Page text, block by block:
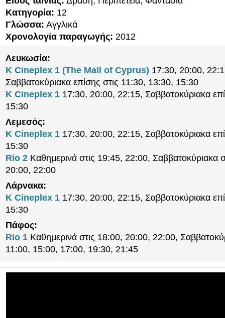
Κατηγορία: 12
Γλώσσα: Αγγλικά
Χρονολογία παραγωγής: 2012
Λευκωσία:
K Cineplex 1 (The Mall of Cyprus) 17:30, 20:00,
Σαββατοκύριακα επίσης στις 11:30, 13:30, 15:30
K Cineplex 1 17:30, 20:00, 22:15, Σαββατοκύριακα
15:30
Λεμεσός:
K Cineplex 1 17:30, 20:00, 22:15, Σαββατοκύριακα
15:30
Rio 2 Καθημερινά στις 19:45, 22:00, Σαββατοκύριακα
20:00, 22:00
Λάρνακα:
K Cineplex 1 17:30, 20:00, 22:15, Σαββατοκύριακα
15:30
Πάφος:
Rio 1 Καθημερινά στις 18:00, 20:00, 22:00,
11:00, 15:00, 17:00, 19:30, 21:45